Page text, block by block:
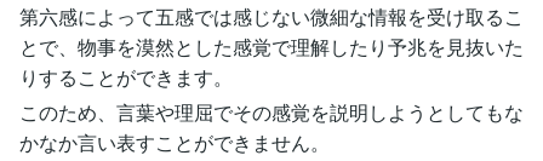
第六感によって五感では感じない微細な情報を受け取るこ
とで、物事を漠然とした感覚で理解したり予兆を見抜いた
りすることができます。
このため、言葉や理屈でその感覚を説明しようとしてもな
かなか言い表すことができません。